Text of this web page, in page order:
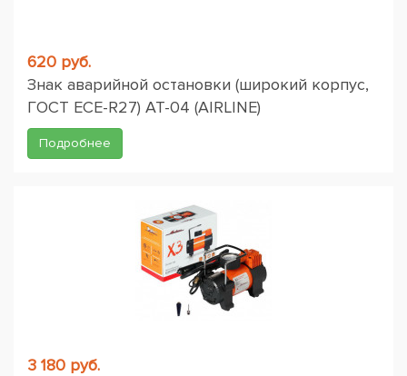
620 руб.
Знак аварийной остановки (широкий корпус,
ГОСТ ЕСЕ-R27) AT-04 (AIRLINE)
Подробнее
3 180 руб.